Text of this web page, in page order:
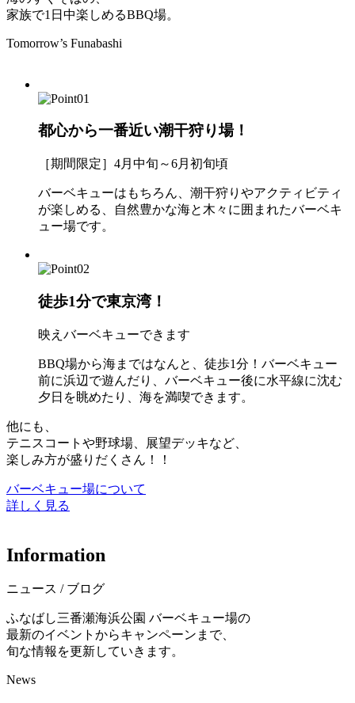
家族で1日中楽しめるBBQ場。
Tomorrow’s Funabashi
都心から一番近い潮干狩り場！
［期間限定］4月中旬～6月初旬頃
バーベキューはもちろん、潮干狩りやアクティビティ
が楽しめる、自然豊かな海と木々に囲まれたバーベキ
ュー場です。
徒歩1分で東京湾！
映えバーベキューできます
BBQ場から海まではなんと、徒歩1分！バーベキュー
前に浜辺で遊んだり、バーベキュー後に水平線に沈む
夕日を眺めたり、海を満喫できます。
他にも、
テニスコートや野球場、展望デッキなど、
楽しみ方が盛りだくさん！！
バーベキュー場について
詳しく見る
Information
ニュース / ブログ
ふなばし三番瀬海浜公園 バーベキュー場の
最新のイベントからキャンペーンまで、
旬な情報を更新していきます。
News